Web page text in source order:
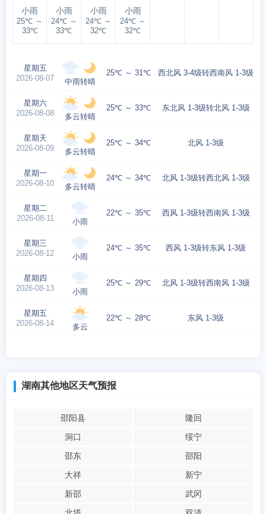
小雨
25℃ ～
33℃
小雨
24℃ ～
33℃
小雨
24℃ ～
32℃
小雨
24℃ ～
32℃
星期五
2026-08-07
中雨转晴
25℃ ～ 31℃ 西北风 3-4级转西南风 1-3级
星期六
2026-08-08
多云转晴
25℃ ～ 33℃ 东北风 1-3级转北风 1-3级
星期天
2026-08-09
多云转晴
25℃ ～ 34℃ 北风 1-3级
星期一
2026-08-10
多云转晴
24℃ ～ 34℃ 北风 1-3级转西北风 1-3级
星期二
2026-08-11
小雨
22℃ ～ 35℃ 西风 1-3级转西南风 1-3级
星期三
2026-08-12
小雨
24℃ ～ 35℃ 西风 1-3级转东风 1-3级
星期四
2026-08-13
小雨
25℃ ～ 29℃ 北风 1-3级转西南风 1-3级
星期五
2026-08-14
多云
22℃ ～ 28℃ 东风 1-3级
湖南其他地区天气预报
邵阳县
隆回
洞口
绥宁
邵东
邵阳
大祥
新宁
新邵
武冈